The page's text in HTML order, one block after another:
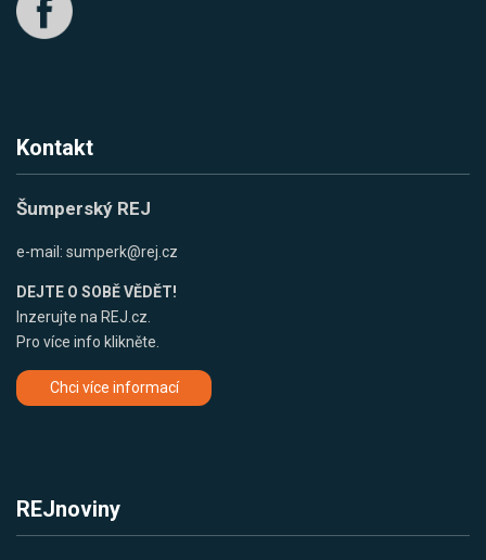
Kontakt
Šumperský REJ
e-mail: sumperk@rej.cz
DEJTE O SOBĚ VĚDĚT!
Inzerujte na REJ.cz.
Pro více info klikněte.
Chci více informací
REJnoviny